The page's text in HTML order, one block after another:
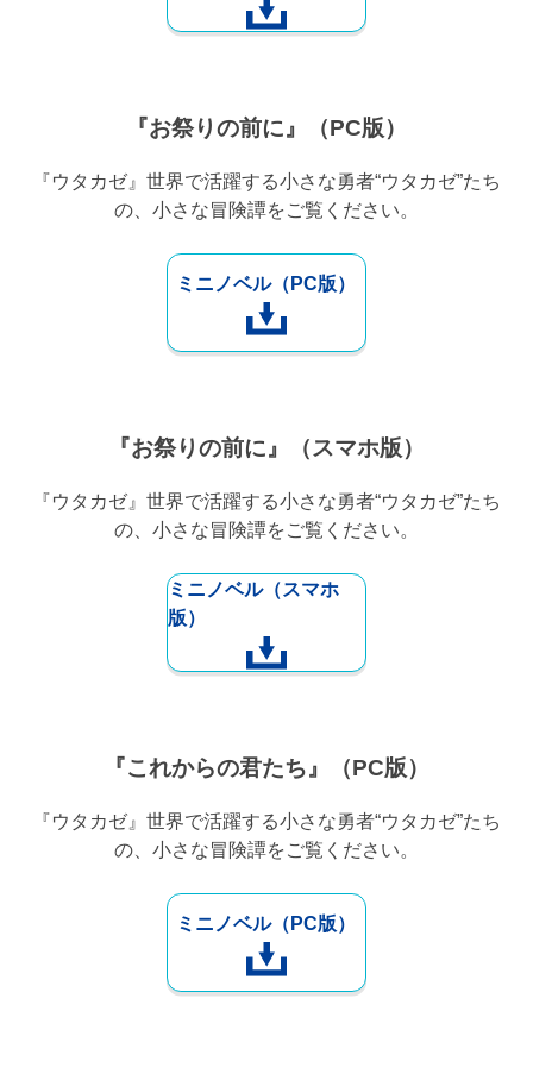
『お祭りの前に』（PC版）
『ウタカゼ』世界で活躍する小さな勇者“ウタカゼ”たち
の、小さな冒険譚をご覧ください。
ミニノベル（PC版）
『お祭りの前に』（スマホ版）
『ウタカゼ』世界で活躍する小さな勇者“ウタカゼ”たち
の、小さな冒険譚をご覧ください。
ミニノベル（スマホ
版）
『これからの君たち』（PC版）
『ウタカゼ』世界で活躍する小さな勇者“ウタカゼ”たち
の、小さな冒険譚をご覧ください。
ミニノベル（PC版）